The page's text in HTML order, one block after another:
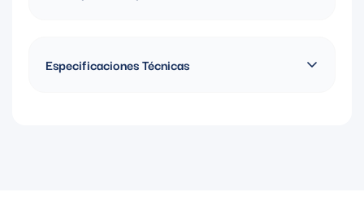
PVCEspecificaciones Técnicas